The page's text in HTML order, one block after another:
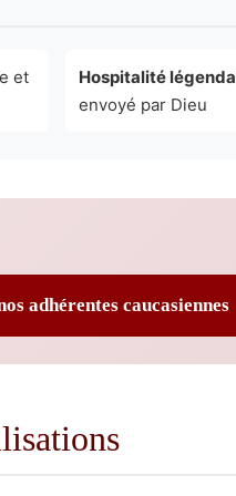
et
Hospitalité
envoyé par Dieu
adhérentes caucasiennes